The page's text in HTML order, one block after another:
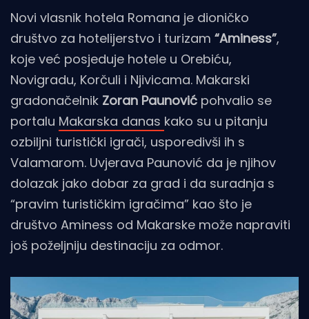
Novi vlasnik hotela Romana je dioničko
društvo za hotelijerstvo i turizam “Aminess”,
koje već posjeduje hotele u Orebiću,
Novigradu, Korčuli i Njivicama. Makarski
gradonačelnik Zoran Paunović pohvalio se
portalu Makarska danas kako su u pitanju
ozbiljni turistički igrači, usporedivši ih s
Valamarom. Uvjerava Paunović da je njihov
dolazak jako dobar za grad i da suradnja s
“pravim turističkim igračima” kao što je
društvo Aminess od Makarske može napraviti
još poželjniju destinaciju za odmor.